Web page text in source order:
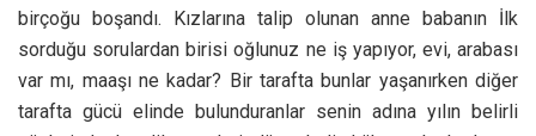
birçoğu boşandı. Kızlarına talip olunan anne babanın İlk
sorduğu sorulardan birisi oğlunuz ne iş yapıyor, evi, arabası
var mı, maaşı ne kadar? Bir tarafta bunlar yaşanırken diğer
tarafta gücü elinde bulunduranlar senin adına yılın belirli